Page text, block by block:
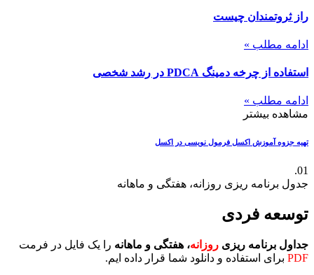
راز ثروتمندان چیست
ادامه مطلب »
استفاده از چرخه دمینگ PDCA در رشد شخصی
ادامه مطلب »
مشاهده بیشتر
تهیه جزوه آموزش اکسل فرمول نویسی در اکسل
01.
جدول برنامه ریزی روزانه، هفتگی و ماهانه
توسعه فردی
جداول برنامه ریزی روزانه، هفتگی و ماهانه را یک فایل در فرمت
PDF برای استفاده و دانلود شما قرار داده ایم.